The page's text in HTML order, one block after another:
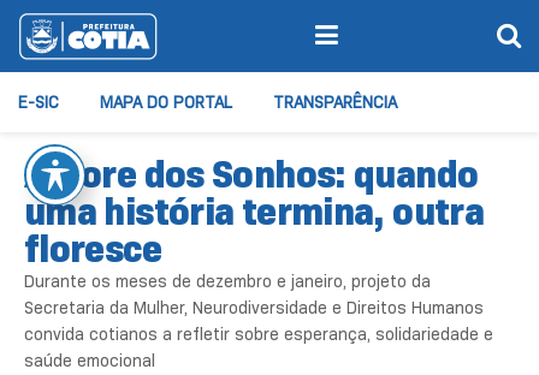
E-SIC MAPA DO PORTAL TRANSPARÊNCIA
Árvore dos Sonhos: quando
uma história termina, outra
floresce
Durante os meses de dezembro e janeiro, projeto da
Secretaria da Mulher, Neurodiversidade e Direitos Humanos
convida cotianos a refletir sobre esperança, solidariedade e
saúde emocional